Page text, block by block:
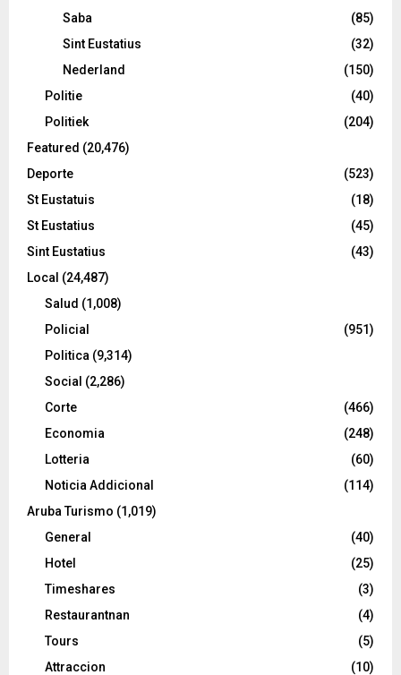
Saba
(85)
Sint Eustatius
(32)
Nederland
(150)
Politie
(40)
Politiek
(204)
Featured (20,476)
Deporte
(523)
St Eustatuis
(18)
St Eustatius
(45)
Sint Eustatius
(43)
Local (24,487)
Salud (1,008)
Policial
(951)
Politica (9,314)
Social (2,286)
Corte
(466)
Economia
(248)
Lotteria
(60)
Noticia Addicional
(114)
Aruba Turismo (1,019)
General
(40)
Hotel
(25)
Timeshares
(3)
Restaurantnan
(4)
Tours
(5)
Attraccion
(10)